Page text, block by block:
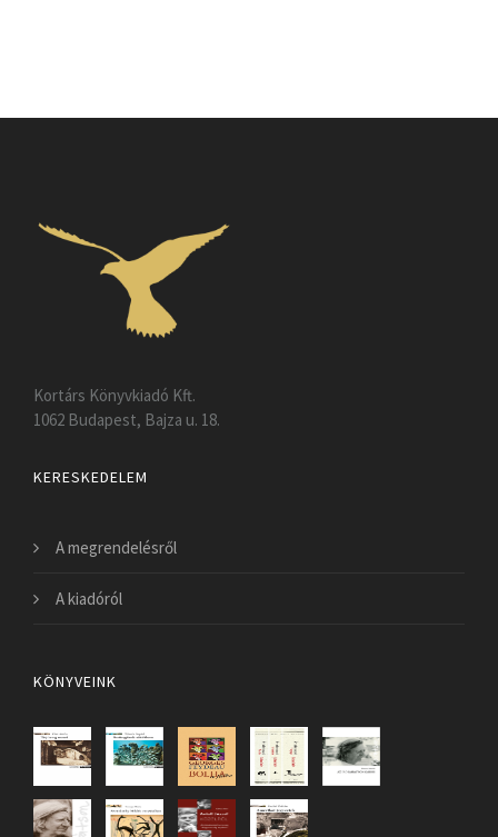
Kortárs Könyvkiadó Kft.
1062 Budapest, Bajza u. 18.
KERESKEDELEM
A megrendelésről
A kiadóról
KÖNYVEINK